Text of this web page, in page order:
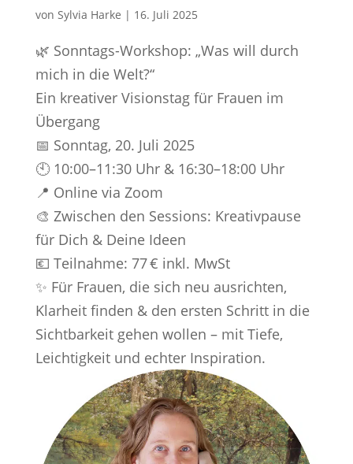
von Sylvia Harke | 16. Juli 2025
🌿 Sonntags-Workshop: „Was will durch
mich in die Welt?“
Ein kreativer Visionstag für Frauen im
Übergang
📅 Sonntag, 20. Juli 2025
🕙 10:00–11:30 Uhr & 16:30–18:00 Uhr
📍 Online via Zoom
🎨 Zwischen den Sessions: Kreativpause
für Dich & Deine Ideen
💶 Teilnahme: 77 € inkl. MwSt
✨ Für Frauen, die sich neu ausrichten,
Klarheit finden & den ersten Schritt in die
Sichtbarkeit gehen wollen – mit Tiefe,
Leichtigkeit und echter Inspiration.